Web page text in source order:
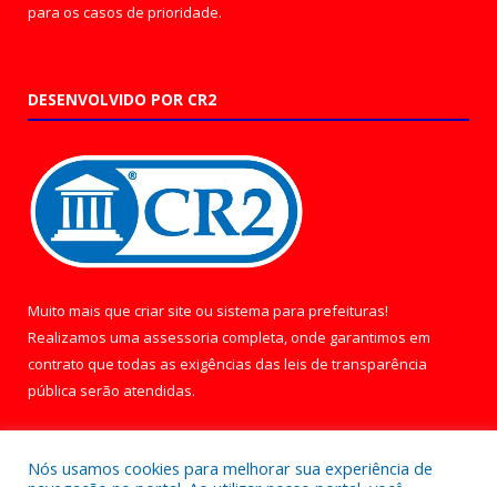
para os casos de prioridade.
DESENVOLVIDO POR CR2
Muito mais que criar site ou sistema para prefeituras!
Realizamos uma assessoria completa, onde garantimos em
contrato que todas as exigências das leis de transparência
pública serão atendidas.
Nós usamos cookies para melhorar sua experiência de